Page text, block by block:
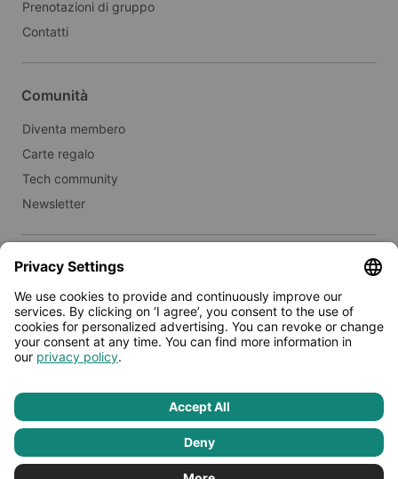
Prenotazioni di gruppo
Contatti
Comunità
Diventa membero
Carte regalo
Tech community
Newsletter
Immobili
Affitta a Limehome
Stampa
Termini e condizioni